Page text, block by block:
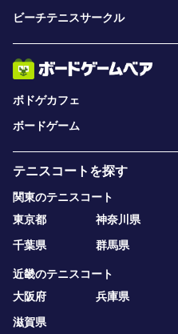
ビーチテニスサークル
ボドゲカフェ
ボードゲーム
テニスコートを探す
関東のテニスコート
東京都
神奈川県
千葉県
群馬県
近畿のテニスコート
大阪府
兵庫県
滋賀県